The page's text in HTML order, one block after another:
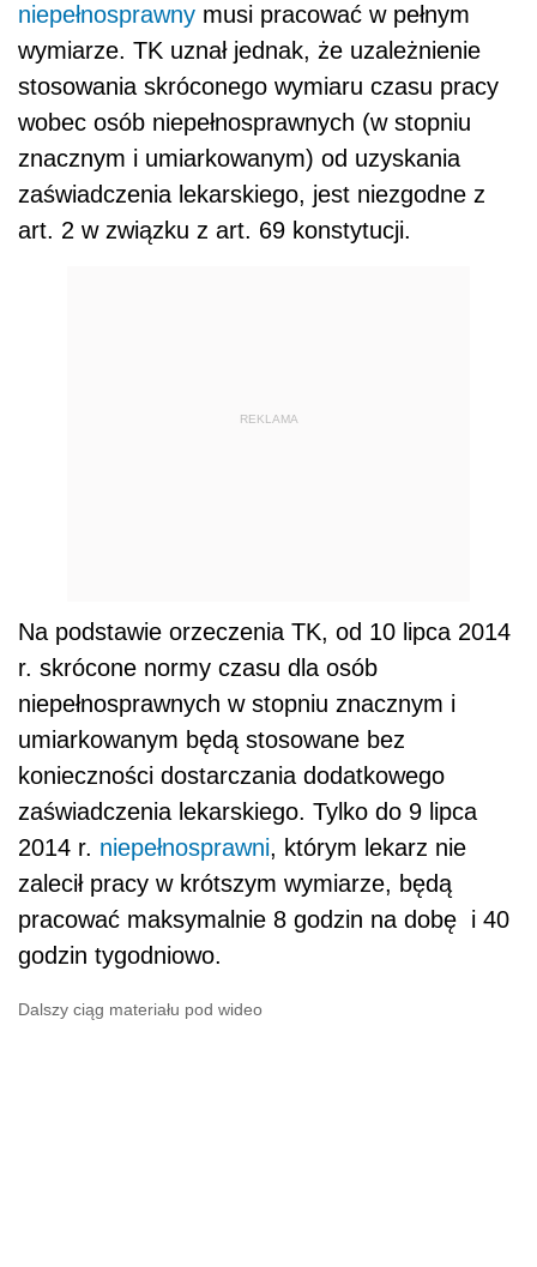
niepełnosprawny musi pracować w pełnym
wymiarze. TK uznał jednak, że uzależnienie
stosowania skróconego wymiaru czasu pracy
wobec osób niepełnosprawnych (w stopniu
znacznym i umiarkowanym) od uzyskania
zaświadczenia lekarskiego, jest niezgodne z
art. 2 w związku z art. 69 konstytucji.
REKLAMA
Na podstawie orzeczenia TK, od 10 lipca 2014
r. skrócone normy czasu dla osób
niepełnosprawnych w stopniu znacznym i
umiarkowanym będą stosowane bez
konieczności dostarczania dodatkowego
zaświadczenia lekarskiego. Tylko do 9 lipca
2014 r. niepełnosprawni, którym lekarz nie
zalecił pracy w krótszym wymiarze, będą
pracować maksymalnie 8 godzin na dobę i 40
godzin tygodniowo.
Dalszy ciąg materiału pod wideo